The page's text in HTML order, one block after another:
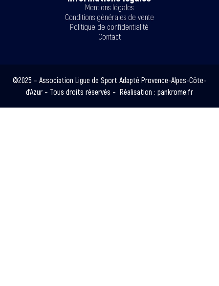
Mentions légales
Conditions générales de vente
Politique de confidentialité
Contact
©2025 – Association Ligue de Sport Adapté Provence-Alpes-Côte-
d’Azur – Tous droits réservés – Réalisation : pankrome.fr